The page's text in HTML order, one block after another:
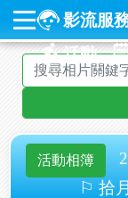
影流服
活動
活動相簿
⚐ 拾